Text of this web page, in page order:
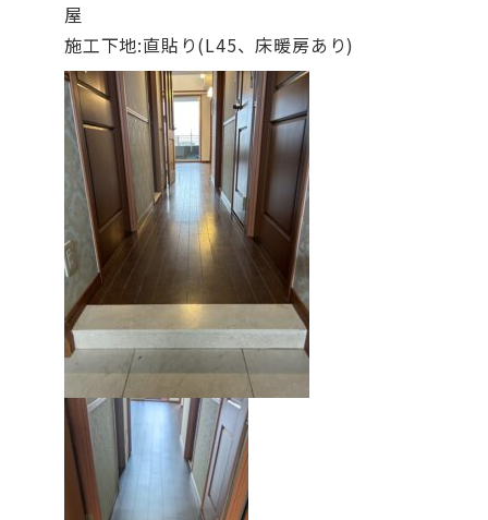
屋
施工下地:直貼り(L45、床暖房あり)